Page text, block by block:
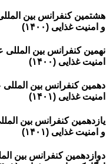
هشتمین کنفرانس بین
و امنیت غذایی (۱۴۰۰)
نهمین کنفرانس بین المللی
امنیت غذایی (۱۴۰۰)
دهمین کنفرانس بین
امنیت غذایی (۱۴۰۱)
یازدهمین کنفرانس بین
و امنیت غذایی (۱۴۰۱)
دوازدهمین کنفرانس بین